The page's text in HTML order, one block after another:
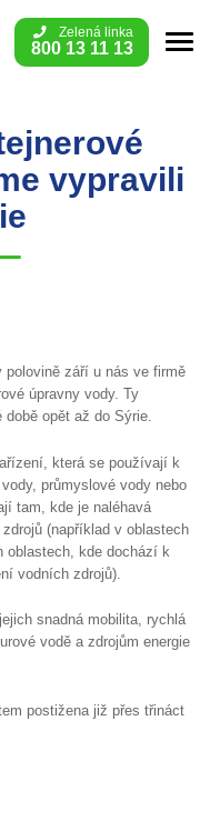
Zelená linka
800 13 11 13
vypravili
polovině září u nás ve firmě
úpravny vody. Ty
opět až do Sýrie.
která se používají k
průmyslové vody nebo
tam, kde je naléhavá
(například v oblastech
oblastech, kde dochází k
vodních zdrojů).
snadná mobilita, rychlá
vodě a zdrojům energie
postižena již přes třináct